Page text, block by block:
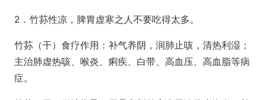
2．竹荪性凉，脾胃虚寒之人不要吃得太多。
竹荪（干）食疗作用：补气养阴，润肺止咳，清热利湿；
主治肺虚热咳、喉炎、痢疾、白带、高血压、高血脂等病
症。